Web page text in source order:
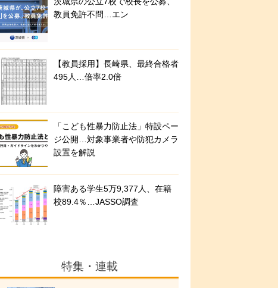
教員免許不問…エン
【教員採用】長崎県、最終合格者
495人…倍率2.0倍
「こども性暴力防止法」特設ペー
ジ公開…対象事業者や防犯カメラ
設置を解説
障害ある学生5万9,377人、在籍
校89.4％…JASSO調査
特集・連載